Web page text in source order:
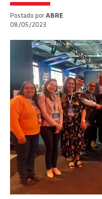
Postado por ABRE
08/05/2023